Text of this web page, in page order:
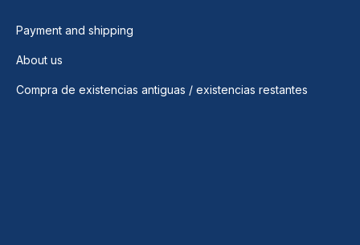
Payment and shipping
About us
Compra de existencias antiguas / existencias restantes